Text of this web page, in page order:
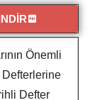
İNDİR
Önemli
Defterlerine
Defter